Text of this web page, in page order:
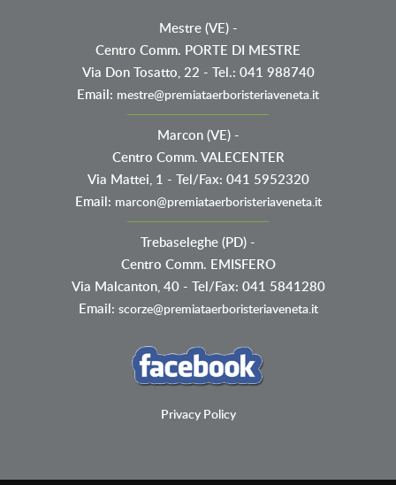
Mestre (VE)-
Centro Comm. PORTE DI MESTRE
Via Don Tosatto, 22 - Tel.: 041 988740
Email: mestre@premiataerboristeriaveneta.it
Marcon (VE)-
Centro Comm. VALECENTER
Via Mattei, 1 - Tel/Fax: 041 5952320
Email: marcon@premiataerboristeriaveneta.it
Trebaseleghe (PD) -
Centro Comm. EMISFERO
Via Malcanton, 40 - Tel/Fax: 041 5841280
Email: scorze@premiataerboristeriaveneta.it
Privacy Policy